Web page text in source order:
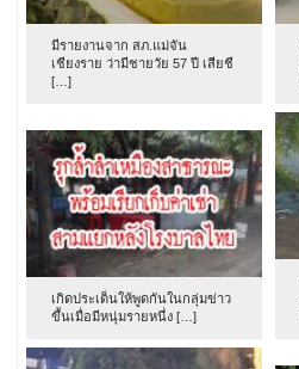
มีรายงานจาก สภ.แม่จัน
เชียงราย ว่ามีชายวัย 57 ปี เสียชี
[…]
เกิดประเด็นให้พูดกันในกลุ่มข่าว
ขึ้นเมื่อมีหนุ่มรายหนึ่ง […]